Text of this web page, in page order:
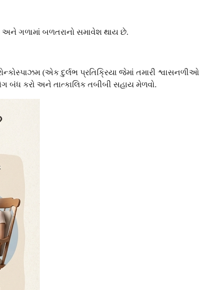
અને ગળામાં બળતરાનો સમાવેશ થાય છે.
(એક દુર્લભ પ્રતિક્રિયા જેમાં તમારી શ્વાસનળીઓ
બંધ કરો અને તાત્કાલિક તબીબી સહાય મેળવો.